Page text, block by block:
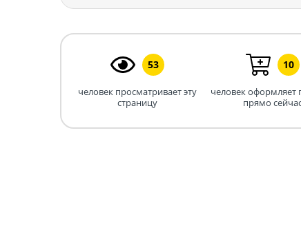
53
человек просматривает эту
страницу
10
человек оформляет
прямо